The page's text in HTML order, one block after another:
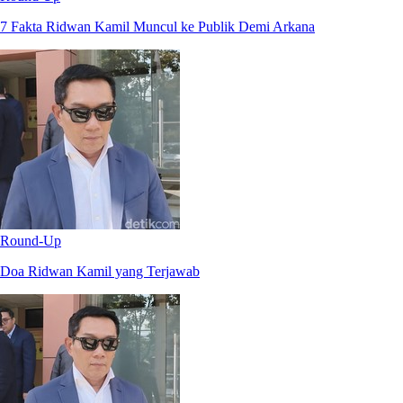
7 Fakta Ridwan Kamil Muncul ke Publik Demi Arkana
Round-Up
Doa Ridwan Kamil yang Terjawab